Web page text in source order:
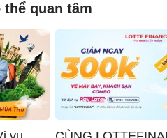
thể quan tâm